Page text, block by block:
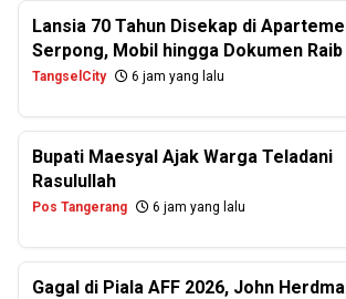
Lansia 70 Tahun Disekap di
Serpong, Mobil hingga Dokumen Raib
TangselCity 6 jam yang lalu
Bupati Maesyal Ajak Warga Teladani
Rasulullah
Pos Tangerang 6 jam yang lalu
Gagal di Piala AFF 2026, John